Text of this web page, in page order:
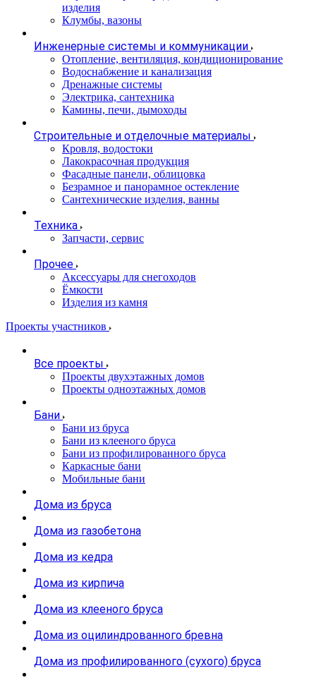
изделия
Клумбы, вазоны
Инженерные системы и коммуникации
Отопление, вентиляция, кондиционирование
Водоснабжение и канализация
Дренажные системы
Электрика, сантехника
Камины, печи, дымоходы
Строительные и отделочные материалы
Кровля, водостоки
Лакокрасочная продукция
Фасадные панели, облицовка
Безрамное и панорамное остекление
Сантехнические изделия, ванны
Техника
Запчасти, сервис
Прочее
Аксессуары для снегоходов
Ёмкости
Изделия из камня
Проекты участников
Все проекты
Проекты двухэтажных домов
Проекты одноэтажных домов
Бани
Бани из бруса
Бани из клееного бруса
Бани из профилированного бруса
Каркасные бани
Мобильные бани
Дома из бруса
Дома из газобетона
Дома из кедра
Дома из кирпича
Дома из клееного бруса
Дома из оцилиндрованного бревна
Дома из профилированного (сухого) бруса